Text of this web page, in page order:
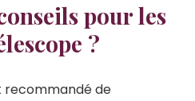
pour les
?
recommandé de